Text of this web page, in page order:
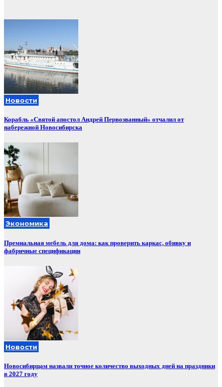
Новости
Корабль «Святой апостол Андрей Первозванный» отчалил от
набережной Новосибирска
Экономика
Премиальная мебель для дома: как проверить каркас, обивку и
фабричные спецификации
Новости
Новосибирцам назвали точное количество выходных дней на праздники
в 2027 году